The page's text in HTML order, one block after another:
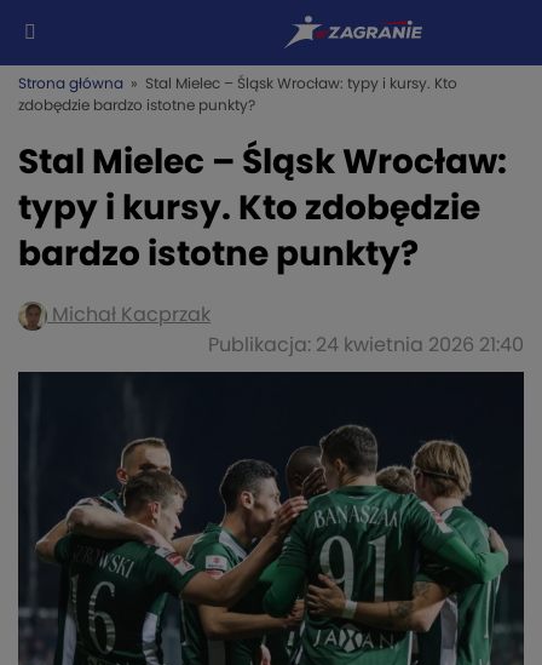
Strona główna » Stal Mielec – Śląsk Wrocław: typy i kursy. Kto
zdobędzie bardzo istotne punkty?
Stal Mielec – Śląsk Wrocław:
typy i kursy. Kto zdobędzie
bardzo istotne punkty?
Michał Kacprzak
Publikacja: 24 kwietnia 2026 21:40